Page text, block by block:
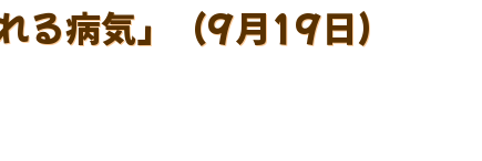
る病気」（9月19日）